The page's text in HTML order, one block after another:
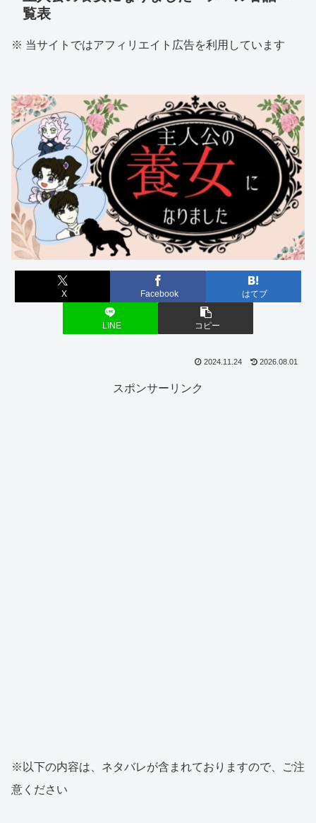
覧表
※ 当サイトではアフィリエイト広告を利用しています
X Facebook はてブ
LINE コピー
2024.11.24 2026.08.01
スポンサーリンク
※以下の内容は、ネタバレが含まれておりますので、ご注
意ください